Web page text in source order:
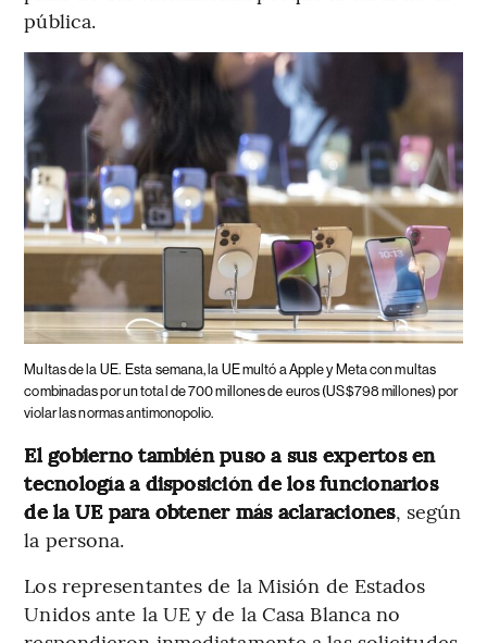
pública.
Multas de la UE. Esta semana, la UE multó a Apple y Meta con multas
combinadas por un total de 700 millones de euros (US$798 millones) por
violar las normas antimonopolio.
El gobierno también puso a sus expertos en
tecnología a disposición de los funcionarios
de la UE para obtener más aclaraciones, según
la persona.
Los representantes de la Misión de Estados
Unidos ante la UE y de la Casa Blanca no